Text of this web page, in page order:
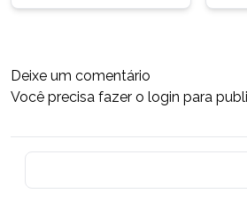
Deixe um comentário
Você precisa fazer o login para